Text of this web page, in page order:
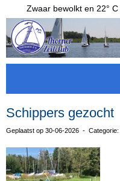
Zwaar bewolkt en 22°
Schippers gezocht
Geplaatst op 30-06-2026 -